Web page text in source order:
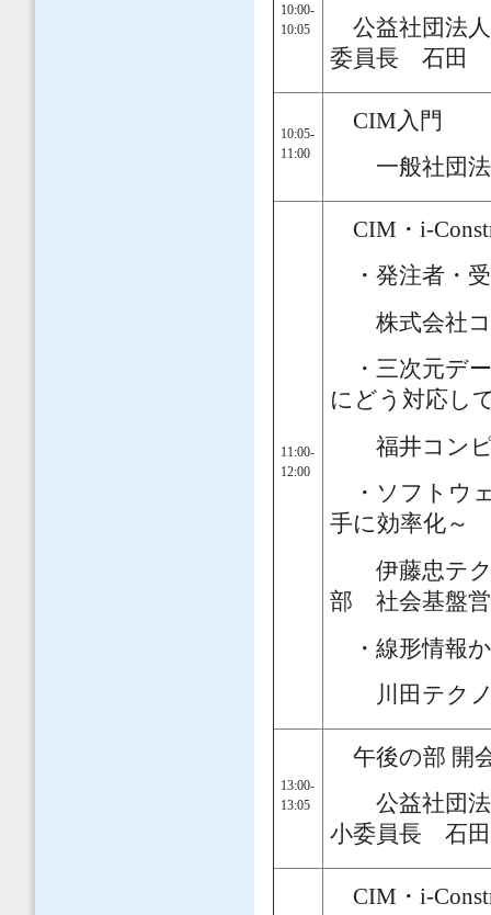
10:00-
10:05
公益社団法
委員
10:05-
11:00
CIM入門
一般社団法
11:00-
12:00
CIM・i-
・発注者・
株式会社コ
・三次元デ
にどう対応
福井コンピ
・ソフトウ
手に効率化～
伊藤忠テク
部 社会基盤
・線形情報
川田テクノ
13:00-
13:05
午後の部 開
公益社団法
小委員長
CIM・i-